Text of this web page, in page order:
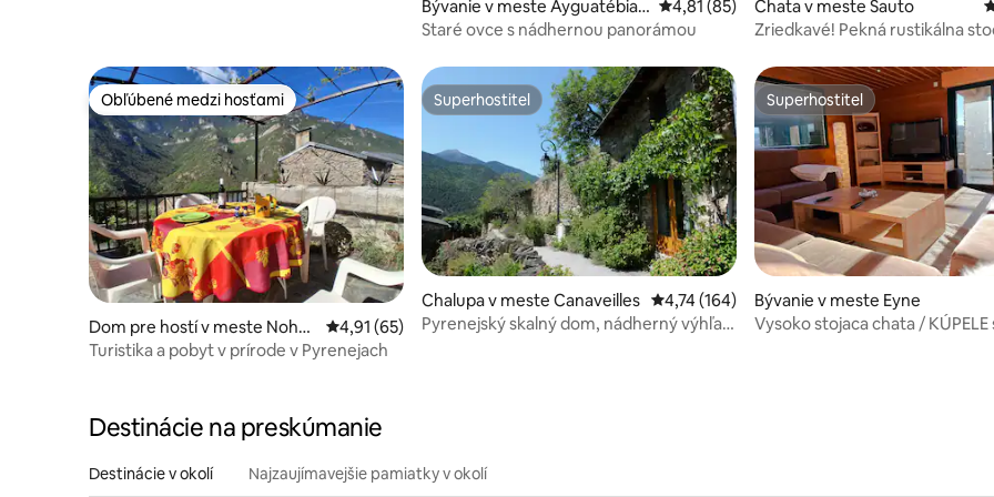
Bývanie v meste Ayguatébia-
Talau
Priemerné ohodnotenie 4,81 z 5, počet
4,81 (85)
Staré ovce s nádhernou panorámou
Chata v meste Sauto
Zriedkavé! Pekná rustikálna
Obľúbené medzi hosťami
Obľúbené medzi hosťami
Dom pre hostí v meste Nohè
des
Priemerné ohodnotenie 4,91 z 5, počet hodnotení: 65
4,91 (65)
Turistika a pobyt v prírode v Pyrenejach
Superhostiteľ
Superhostiteľ
Chalupa v meste Canaveilles Priemerné ohodnotenie 4,74 z 5, počet
4,74 (164)
Pyrenejský skalný dom, nádherný výhľad,
Superhostiteľ
Superhostiteľ
Bývanie v meste Eyne
Vysoko stojaca chata / KÚPELE
Destinácie na preskúmanie
Destinácie v okolí Najzaujímavejšie pamiatky v okolí